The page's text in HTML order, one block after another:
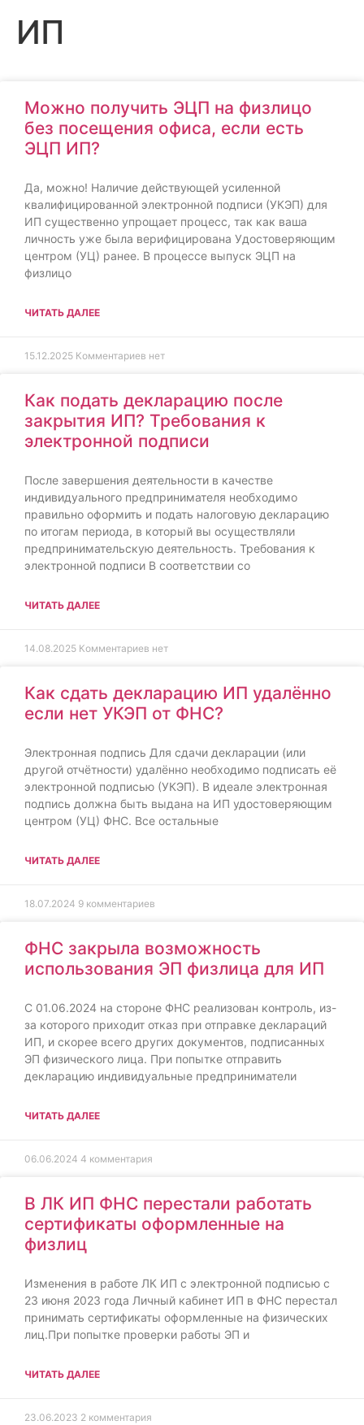
ИП
Можно получить ЭЦП на физлицо
без посещения офиса, если есть
ЭЦП ИП?
Да, можно! Наличие действующей усиленной
квалифицированной электронной подписи (УКЭП) для
ИП существенно упрощает процесс, так как ваша
личность уже была верифицирована Удостоверяющим
центром (УЦ) ранее. В процессе выпуск ЭЦП на
физлицо
ЧИТАТЬ ДАЛЕЕ
15.12.2025 Комментариев нет
Как подать декларацию после
закрытия ИП? Требования к
электронной подписи
После завершения деятельности в качестве
индивидуального предпринимателя необходимо
правильно оформить и подать налоговую декларацию
по итогам периода, в который вы осуществляли
предпринимательскую деятельность. Требования к
электронной подписи В соответствии со
ЧИТАТЬ ДАЛЕЕ
14.08.2025 Комментариев нет
Как сдать декларацию ИП удалённо
если нет УКЭП от ФНС?
Электронная подпись Для сдачи декларации (или
другой отчётности) удалённо необходимо подписать её
электронной подписью (УКЭП). В идеале электронная
подпись должна быть выдана на ИП удостоверяющим
центром (УЦ) ФНС. Все остальные
ЧИТАТЬ ДАЛЕЕ
18.07.2024 9 комментариев
ФНС закрыла возможность
использования ЭП физлица для ИП
С 01.06.2024 на стороне ФНС реализован контроль, из-
за которого приходит отказ при отправке деклараций
ИП, и скорее всего других документов, подписанных
ЭП физического лица. При попытке отправить
декларацию индивидуальные предприниматели
ЧИТАТЬ ДАЛЕЕ
06.06.2024 4 комментария
В ЛК ИП ФНС перестали работать
сертификаты оформленные на
физлиц
Изменения в работе ЛК ИП с электронной подписью с
23 июня 2023 года Личный кабинет ИП в ФНС перестал
принимать сертификаты оформленные на физических
лиц.При попытке проверки работы ЭП и
ЧИТАТЬ ДАЛЕЕ
23.06.2023 2 комментария